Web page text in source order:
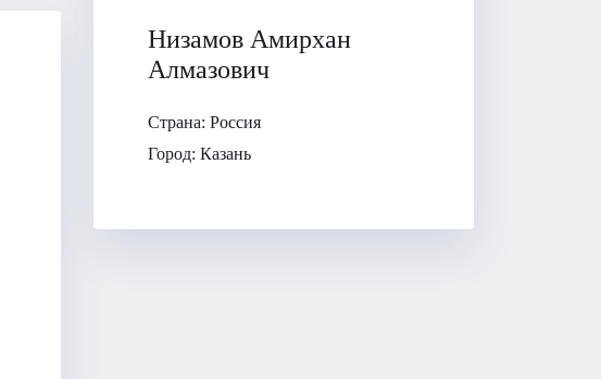
Низамов Амирхан
Алмазович
Страна: Россия
Город: Казань